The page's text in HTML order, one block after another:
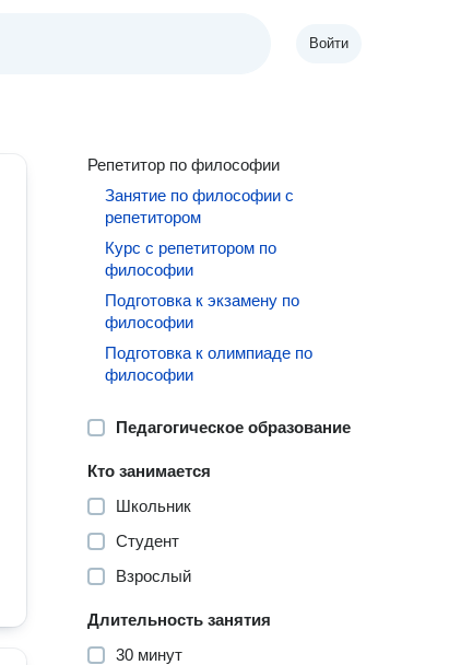
Войти
Репетитор по философии
Занятие по философии с
репетитором
Курс с репетитором по
философии
Подготовка к экзамену по
философии
Подготовка к олимпиаде по
философии
Педагогическое образование
Кто занимается
Школьник
Студент
Взрослый
Длительность занятия
30 минут